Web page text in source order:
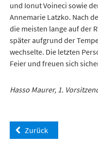
und Ionut Voineci sowie
Annemarie Latzko. Nach
die meisten lange auf der
später aufgrund der
wechselte. Die letzten
Feier und freuen sich
Hasso Maurer, 1.
Zurück